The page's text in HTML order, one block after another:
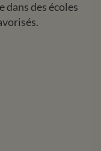
dans des écoles